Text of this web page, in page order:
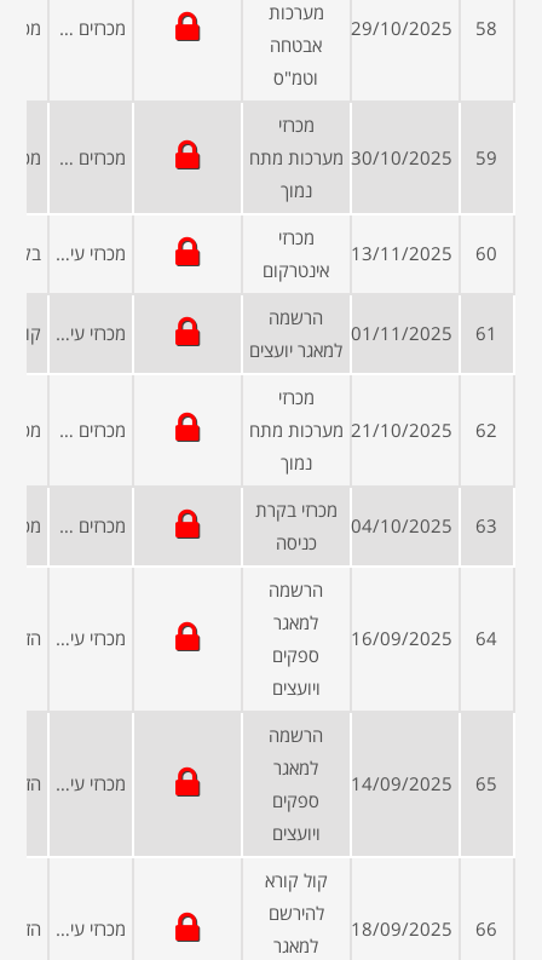
58
29/10/2025
מערכות
אבטחה
וטמ"ס
מכרזים ממשלתיים
59
30/10/2025
מכרזי
מערכות מתח
נמוך
מכרזים ממשלתיים
60
13/11/2025
מכרזי
אינטרקום
מכרזי עיריות ומועצות
61
01/11/2025
הרשמה
למאגר יועצים
מכרזי עיריות ומועצות
62
21/10/2025
מכרזי
מערכות מתח
נמוך
מכרזים ממשלתיים
63
04/10/2025
מכרזי בקרת
כניסה
מכרזים פומביים
64
16/09/2025
הרשמה
למאגר
ספקים
ויועצים
מכרזי עיריות ומועצות
65
14/09/2025
הרשמה
למאגר
ספקים
ויועצים
מכרזי עיריות ומועצות
66
18/09/2025
קול קורא
להירשם
למאגר
מכרזי עיריות ומועצות